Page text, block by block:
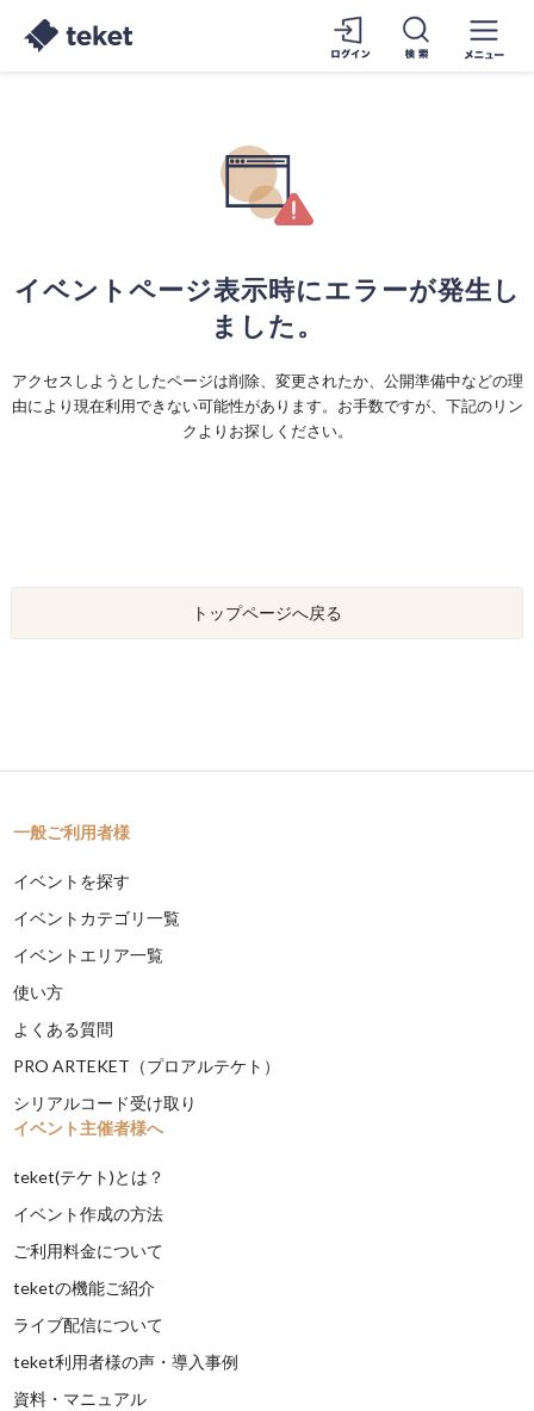
イベントページ表示時にエラーが発生し
ました。
アクセスしようとしたページは削除、変更されたか、公開準備中などの理
由により現在利用できない可能性があります。お手数ですが、下記のリン
クよりお探しください。
トップページへ戻る
一般ご利用者様
イベントを探す
イベントカテゴリ一覧
イベントエリア一覧
使い方
よくある質問
PRO ARTEKET（プロアルテケト）
シリアルコード受け取り
イベント主催者様へ
teket(テケト)とは？
イベント作成の方法
ご利用料金について
teketの機能ご紹介
ライブ配信について
teket利用者様の声・導入事例
資料・マニュアル